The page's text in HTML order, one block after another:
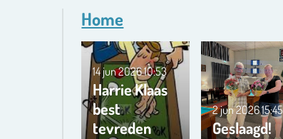
Home
Harrie Klaas
best
tevreden
14 jun 202610:53
Geslaagd!
2 jun 202615:45